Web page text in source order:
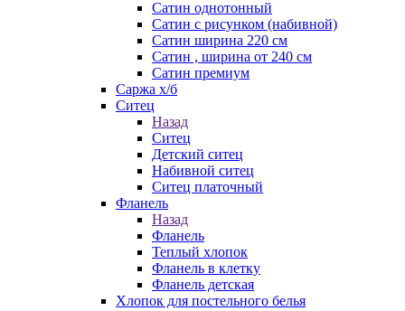
Сатин однотонный
Сатин с рисунком (набивной)
Сатин ширина 220 см
Сатин , ширина от 240 см
Сатин премиум
Саржа х/б
Ситец
Назад
Ситец
Детский ситец
Набивной ситец
Ситец платочный
Фланель
Назад
Фланель
Теплый хлопок
Фланель в клетку
Фланель детская
Хлопок для постельного белья